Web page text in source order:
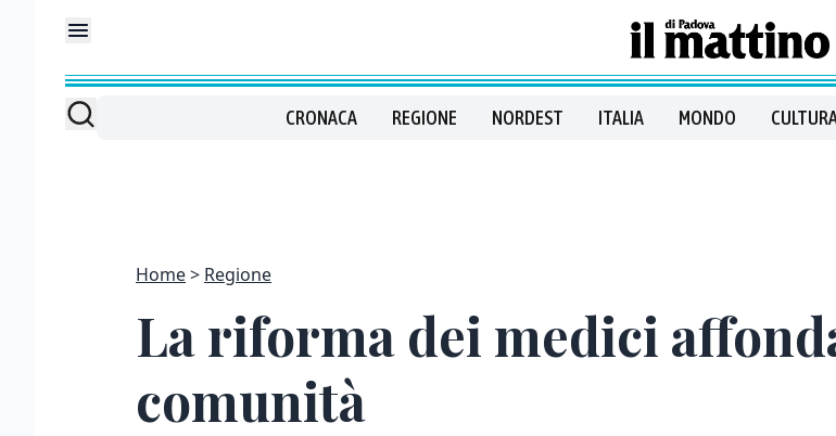
CRONACA REGIONE NORDEST ITALIA MONDO
Home Regione
La riforma dei medici
comunità